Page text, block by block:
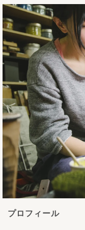
プロフィール